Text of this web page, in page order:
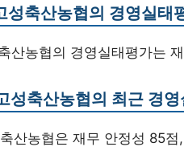
성축산농협의 경영실태
산농협의 경영실태평가는
성축산농협의 최근 경
산농협은 재무 안정성 85